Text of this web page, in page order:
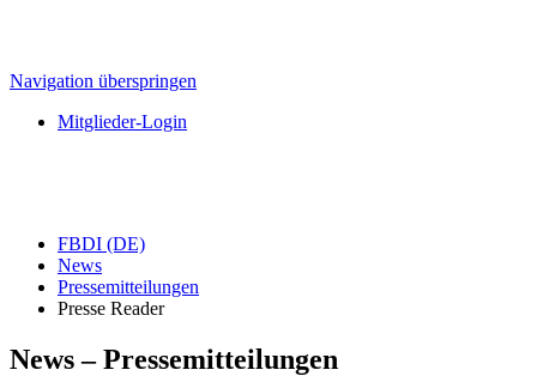
Navigation überspringen
Mitglieder-Login
FBDI (DE)
News
Pressemitteilungen
Presse Reader
News – Pressemitteilungen